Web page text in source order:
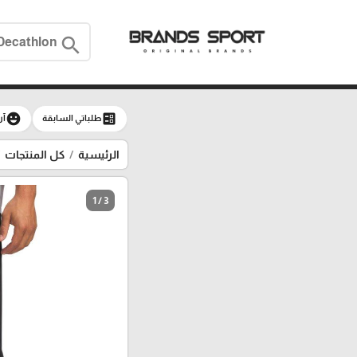
search
ballotطلباتي السابقة emoji_emotions
الرئيسية كل المنتجات
1 / 3